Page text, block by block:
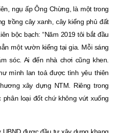
ngụ ấp Ông Chừng, là một trong
trồng cây xanh, cây kiểng phủ đất
bộc bạch: “Năm 2019 tôi bắt đầu
một vườn kiểng tại gia. Mỗi sáng
sóc. Ai đến nhà chơi cũng khen.
mình lan toả được tình yêu thiên
xây dựng NTM. Riêng trong
loại đốt chứ không vứt xuống